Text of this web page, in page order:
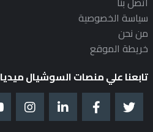
سياسة الخصوصية
من نحن
خريطة الموقع
تابعنا علي منصات السوشيال ميديا